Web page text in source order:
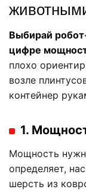
Выбирай
цифре
плохо
возле
контейнер
1.
Мощность
определяет,
шерсть из